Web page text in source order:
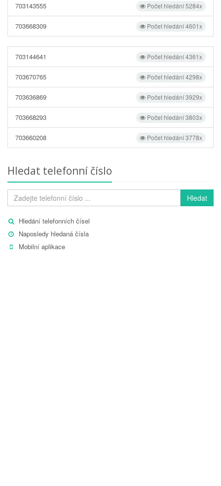
Počet hledání 5284x
703143555
Počet hledání 4601x
703668309
Počet hledání 4361x
703144641
Počet hledání 4298x
703670765
Počet hledání 3929x
703636869
Počet hledání 3803x
703668293
Počet hledání 3778x
703660208
Hledat telefonní číslo
Hledat
Hledání telefonních čísel
Naposledy hledaná čísla
Mobilní aplikace